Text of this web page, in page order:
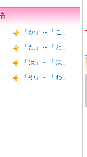
「か」～「こ」
「た」～「と」
「は」～「ほ」
「や」～「わ」